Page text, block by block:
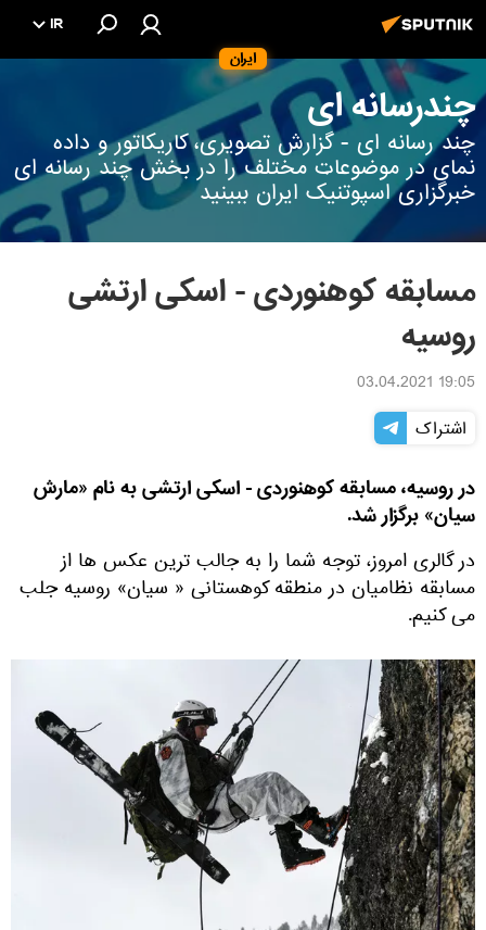
ایران
IR
چندرسانه ای
چند رسانه ای - گزارش تصویری، کاریکاتور و داده
نمای در موضوعات مختلف را در بخش چند رسانه ای
خبرگزاری اسپوتنیک ایران ببینید
مسابقه کوهنوردی - اسکی ارتشی
روسیه
19:05 03.04.2021
اشتراک
در روسیه، مسابقه کوهنوردی - اسکی ارتشی به نام «مارش
سیان» برگزار شد.
در گالری امروز، توجه شما را به جالب ترین عکس ها از
مسابقه نظامیان در منطقه کوهستانی « سیان» روسیه جلب
می کنیم.